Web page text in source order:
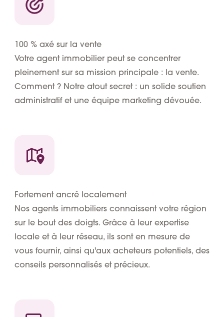
100 % axé sur la vente
Votre agent immobilier peut se concentrer
pleinement sur sa mission principale : la vente.
Comment ? Notre atout secret : un solide soutien
administratif et une équipe marketing dévouée.
Fortement ancré localement
Nos agents immobiliers connaissent votre région
sur le bout des doigts. Grâce à leur expertise
locale et à leur réseau, ils sont en mesure de
vous fournir, ainsi qu'aux acheteurs potentiels, des
conseils personnalisés et précieux.